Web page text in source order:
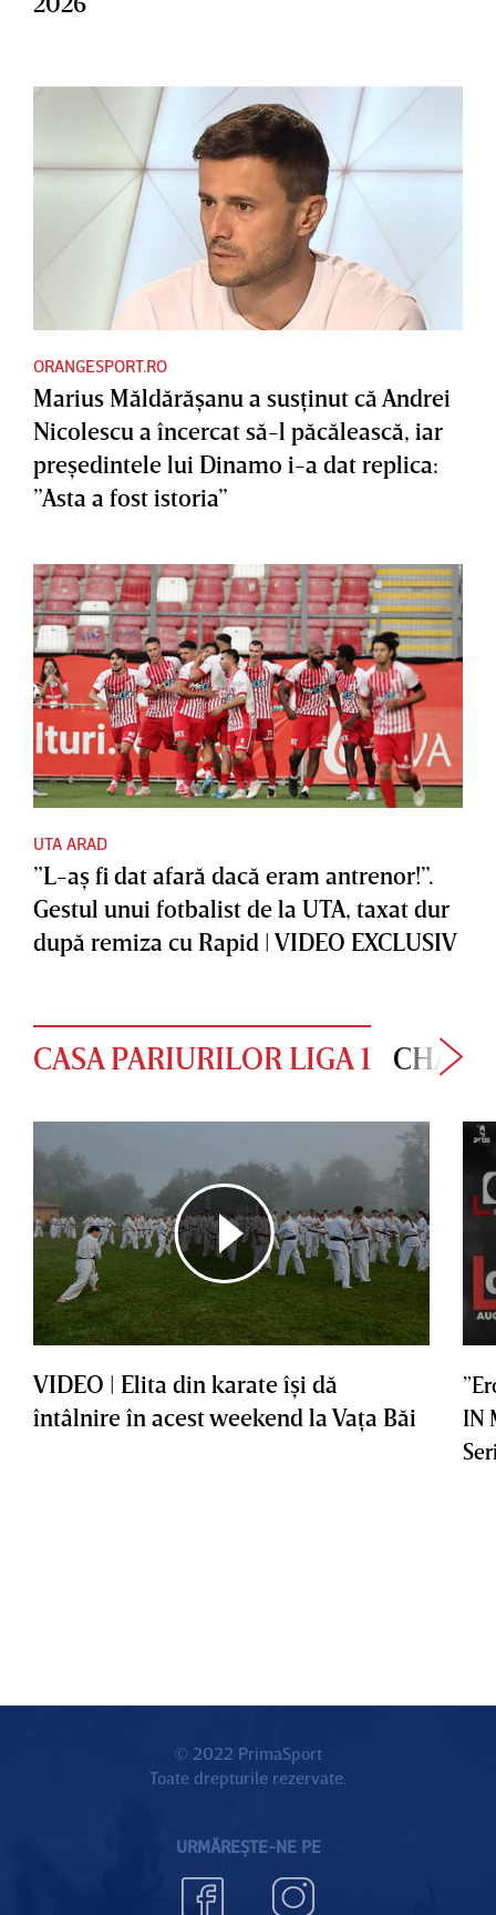
ORANGESPORT.RO
Marius Măldărăşanu a susţinut că Andrei
Nicolescu a încercat să-l păcălească, iar
preşedintele lui Dinamo i-a dat replica:
”Asta a fost istoria”
UTA ARAD
”L-aş fi dat afară dacă eram antrenor!”.
Gestul unui fotbalist de la UTA, taxat dur
după remiza cu Rapid | VIDEO EXCLUSIV
CASA PARIURILOR LIGA 1
VIDEO | Elita din karate îşi dă
întâlnire în acest weekend la Vaţa Băi
IN
© 2022 PrimaSport
Toate drepturile rezervate.
URMĂREȘTE-NE PE